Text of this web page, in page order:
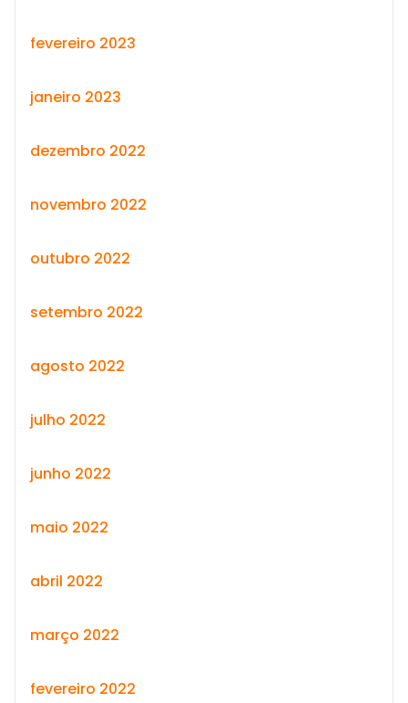
fevereiro 2023
janeiro 2023
dezembro 2022
novembro 2022
outubro 2022
setembro 2022
agosto 2022
julho 2022
junho 2022
maio 2022
abril 2022
março 2022
fevereiro 2022